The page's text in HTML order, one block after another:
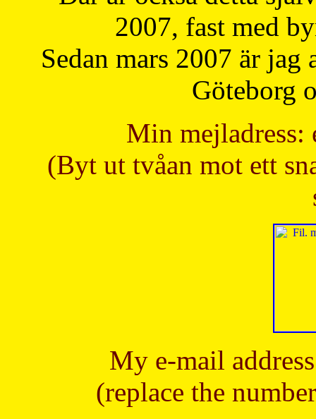
2007, fast med
Sedan mars 2007 är
Göteborg
Min mejladress:
(Byt ut tvåan mot ett
My e-mail
(replace the